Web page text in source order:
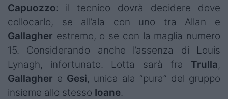
Capuozzo: il tecnico dovrà decidere dove
collocarlo, se all’ala con uno tra Allan e
Gallagher estremo, o se con la maglia numero
15. Considerando anche l’assenza di Louis
Lynagh, infortunato. Lotta sarà fra Trulla,
Gallagher e Gesi, unica ala “pura” del gruppo
insieme allo stesso Ioane.